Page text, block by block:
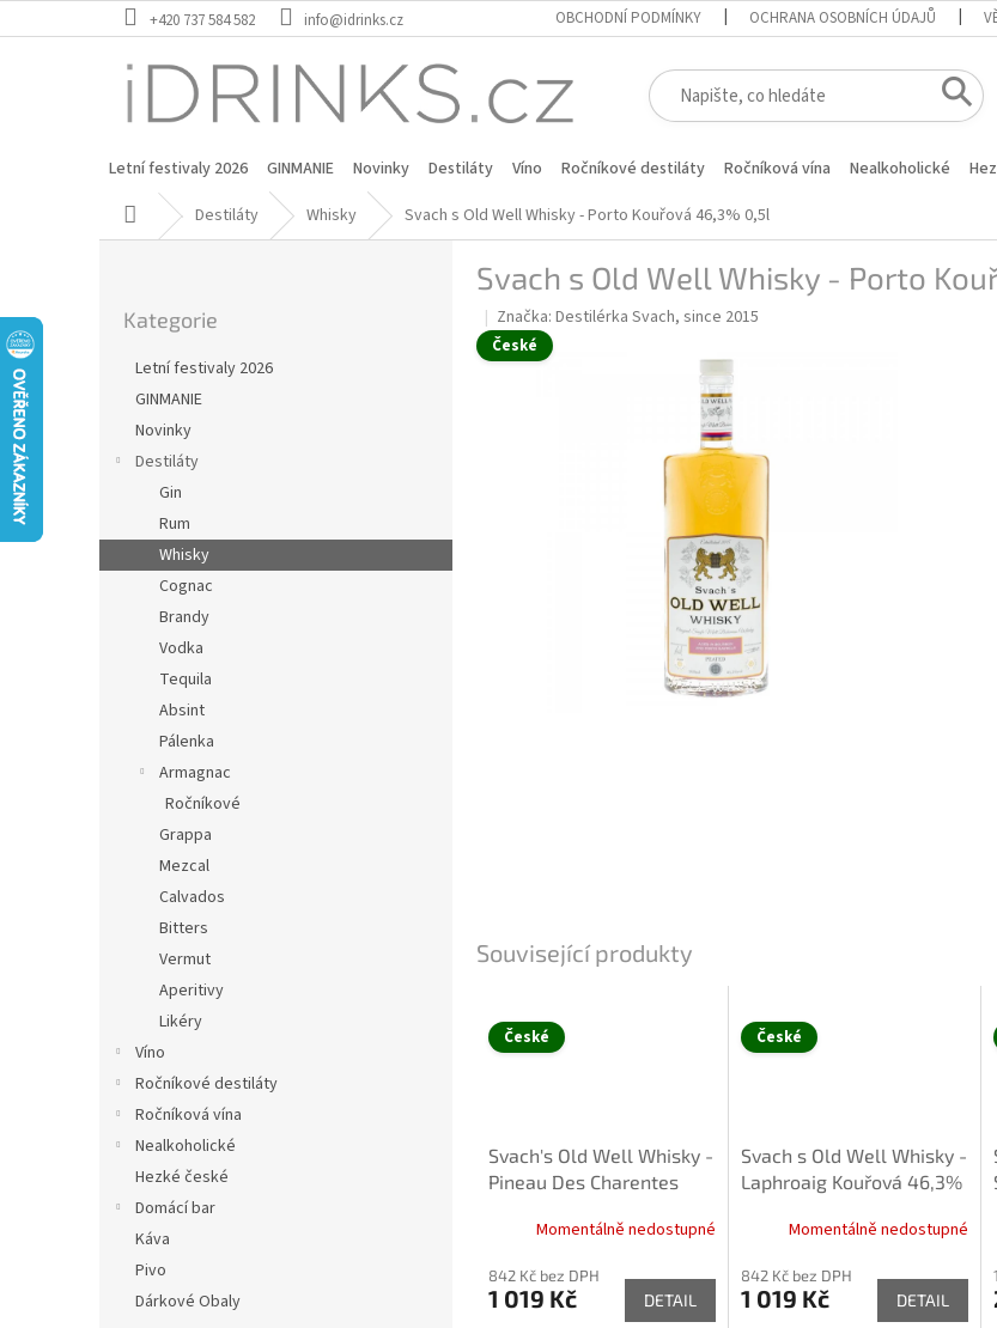
na
+420 737 584 582 info@idrinks.cz OBCHODNÍ PODMÍNKY OCHRANA OSOBNÍCH ÚDAJŮ
Letní festivaly 2026 GINMANIE Novinky Destiláty Víno Ročníkové destiláty Ročníková vína Nealkoholické
Domů Destiláty Whisky Svach s Old Well Whisky - Porto Kouřová 46,3% 0,5l
n
e
kategorie
Kategorie
Letní festivaly 2026
GINMANIE
Novinky
Destiláty
Gin
Rum
Whisky
Cognac
Brandy
Vodka
Tequila
Absint
Pálenka
Armagnac
Ročníkové
Grappa
Mezcal
Calvados
Bitters
Vermut
Aperitivy
Likéry
Víno
Ročníkové destiláty
Ročníková vína
Nealkoholické
Hezké české
Domácí bar
Káva
Pivo
Dárkové Obaly
Svach s Old Well Whisky - Porto
České
Značka: Destilérka Svach, since 2015
Související produkty
České
Svach's Old Well Whisky -
Pineau Des Charentes
Momentálně nedostupné
842 Kč bez DPH
1 019 Kč DETAIL
České
Svach s Old Well Whisky -
Laphroaig Kouřová 46,3%
Momentálně nedostupné
842 Kč bez DPH
1 019 Kč DETAIL